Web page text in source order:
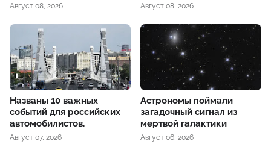
Август 08, 2026 Август 08, 2026
Названы 10 важных
событий для российских
автомобилистов.
Август 07, 2026
Астрономы поймали
загадочный сигнал из
мертвой галактики
Август 06, 2026